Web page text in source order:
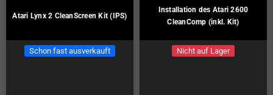
Atari Lynx 2 CleanScreen Kit (IPS)
Schon fast ausverkauft
Installation des Atari 2600
CleanComp (inkl. Kit)
Nicht auf Lager